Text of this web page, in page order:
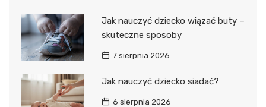
Jak nauczyć dziecko wiązać buty –
skuteczne sposoby
7 sierpnia 2026
Jak nauczyć dziecko siadać?
6 sierpnia 2026